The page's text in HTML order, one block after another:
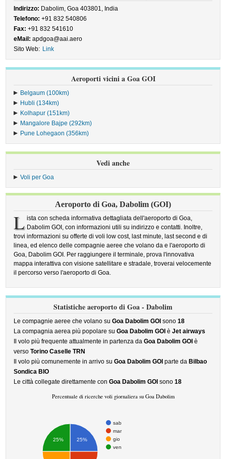
Indirizzo: Dabolim, Goa 403801, India
Telefono: +91 832 540806
Fax: +91 832 541610
eMail: apdgoa@aai.aero
Sito Web: Link
Aeroporti vicini a Goa GOI
Belgaum (100km)
Hubli (134km)
Kolhapur (151km)
Mangalore Bajpe (292km)
Pune Lohegaon (356km)
Vedi anche
Voli per Goa
Aeroporto di Goa, Dabolim (GOI)
L ista con scheda informativa dettagliata dell'aeroporto di Goa,
Dabolim GOI, con informazioni utili su indirizzo e contatti. Inoltre,
trovi informazioni su offerte di voli low cost, last minute, last second e di
linea, ed elenco delle compagnie aeree che volano da e l'aeroporto di
Goa, Dabolim GOI. Per raggiungere il terminale, prova l'innovativa
mappa interattiva con visione satellitare e stradale, troverai velocemente
il percorso verso l'aeroporto di Goa.
Statistiche aeroporto di Goa - Dabolim
Le compagnie aeree che volano suGoa Dabolim GOI sono18
La compagnia aerea più popolare suGoa Dabolim GOI èJet airways
Il volo più frequente attualmente in partenza daGoa Dabolim GOI è
versoTorino Caselle TRN
Il volo più comunemente in arrivo suGoa Dabolim GOI parte da Bilbao
Sondica BIO
Le città collegate direttamente conGoa Dabolim GOI sono18
Percentuale di ricerche voli giornaliera su Goa Dabolim
sab
mar
gio
ven
25%
25%